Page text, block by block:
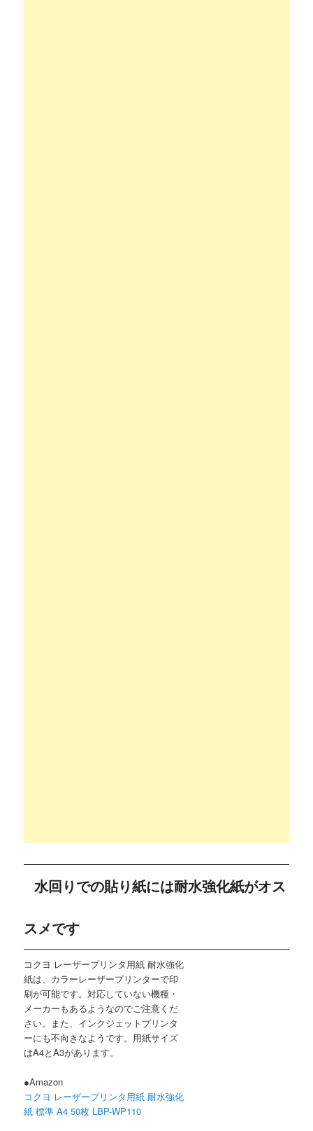
水回りでの貼り紙には耐水強化紙がオス
スメです
コクヨ レーザープリンタ用紙 耐水強化
紙は、カラーレーザープリンターで印
刷が可能です。対応していない機種・
メーカーもあるようなのでご注意くだ
さい。また、インクジェットプリンタ
ーにも不向きなようです。用紙サイズ
はA4とA3があります。
●Amazon
コクヨ レーザープリンタ用紙 耐水強化
紙 標準 A4 50枚 LBP-WP110